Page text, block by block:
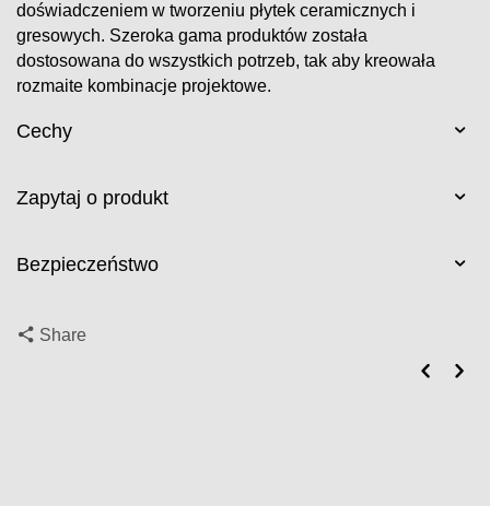
doświadczeniem w tworzeniu płytek ceramicznych i
gresowych. Szeroka gama produktów została
dostosowana do wszystkich potrzeb, tak aby kreowała
rozmaite kombinacje projektowe.
Cechy
Zapytaj o produkt
Bezpieczeństwo
Share